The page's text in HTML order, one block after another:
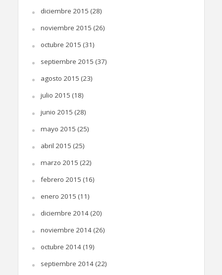
diciembre 2015 (28)
noviembre 2015 (26)
octubre 2015 (31)
septiembre 2015 (37)
agosto 2015 (23)
julio 2015 (18)
junio 2015 (28)
mayo 2015 (25)
abril 2015 (25)
marzo 2015 (22)
febrero 2015 (16)
enero 2015 (11)
diciembre 2014(20)
noviembre 2014(26)
octubre 2014(19)
septiembre 2014(22)